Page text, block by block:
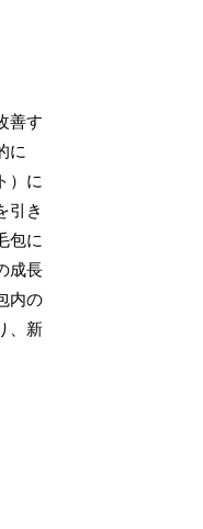
善す
に
）に
引き
包に
成長
内の
、新